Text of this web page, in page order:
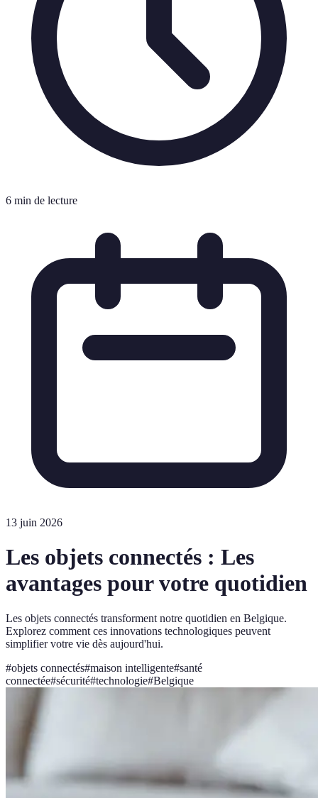
6 min de lecture
13 juin 2026
Les objets connectés : Les
avantages pour votre quotidien
Les objets connectés transforment notre quotidien en Belgique.
Explorez comment ces innovations technologiques peuvent
simplifier votre vie dès aujourd'hui.
#objets connectés#maison intelligente#santé
connectée#sécurité#technologie#Belgique